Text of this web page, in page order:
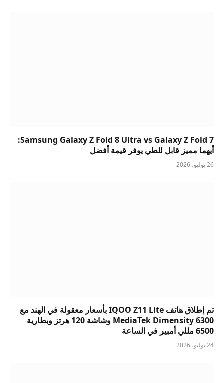
Samsung Galaxy Z Fold 8 Ultra vs Galaxy Z Fold 7:
أيهما مميز قابل للطي يوفر قيمة أفضل
26 يوليو، 2026
تم إطلاق هاتف IQOO Z11 Lite بأسعار معقولة في الهند مع
MediaTek Dimensity 6300 وشاشة 120 هرتز وبطارية
6500 مللي أمبير في الساعة
24 يوليو، 2026